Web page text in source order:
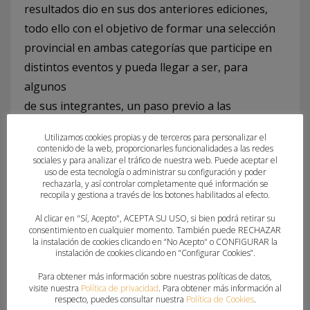
resultados dio en sus dos anteriores ediciones,
todo ello con el objetivo de formar una selección
provincial en ambas categorías que participe en
distintos eventos y pueda llegar a ser, para
algunos
de sus integrantes, un paso previo a las
Cabe recordar que las dos primeras jornadas de
entrenamientos son abiertas, lo que quiere decir
que son los clubes los que eligen y envían a sus
deportistas, alevines de segundo año e infantiles
primero, que consideran más destacados. La
tercera y sucesivas jornadas verán reducido su
Utilizamos cookies propias y de terceros para personalizar el
contenido de la web, proporcionarles funcionalidades a las redes
sociales y para analizar el tráfico de nuestra web. Puede aceptar el
uso de esta tecnología o administrar su configuración y poder
rechazarla, y así controlar completamente qué información se
recopila y gestiona a través de los botones habilitados al efecto.
Al clicar en "Sí, Acepto", ACEPTA SU USO, si bien podrá retirar su
consentimiento en cualquier momento. También puede RECHAZAR
la instalación de cookies clicando en “No Acepto" o CONFIGURAR la
instalación de cookies clicando en “Configurar Cookies”.
Para obtener más información sobre nuestras políticas de datos,
visite nuestra Política de privacidad. Para obtener más información al
respecto, puedes consultar nuestra Política de Cookies.